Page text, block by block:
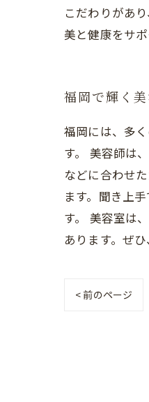
こだわりがあ
美と健康をサ
福岡で輝く美
福岡には、多
す。 美容師は
などに合わせ
ます。聞き上
す。 美容室は
あります。ぜ
< 前のページ